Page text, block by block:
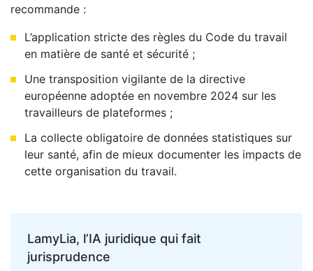
recommande :
L’application stricte des règles du Code du travail
en matière de santé et sécurité ;
Une transposition vigilante de la directive
européenne adoptée en novembre 2024 sur les
travailleurs de plateformes ;
La collecte obligatoire de données statistiques sur
leur santé, afin de mieux documenter les impacts de
cette organisation du travail.
LamyLia, l’IA juridique qui fait
jurisprudence